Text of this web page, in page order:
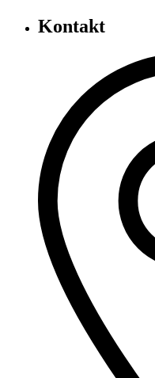
Kontakt